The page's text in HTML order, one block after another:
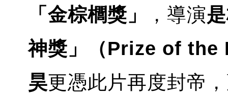
「金棕櫚獎」
，導演
神獎」（Prize of
昊更憑此片再度封帝